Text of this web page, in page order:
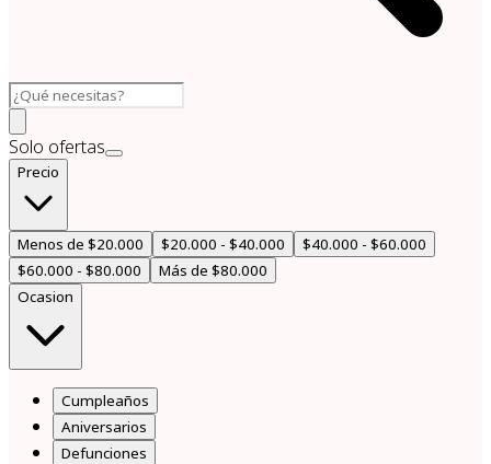
Solo ofertas
Precio
Menos de $20.000 $20.000 - $40.000
$40.000 - $60.000
$60.000 - $80.000
Más de $80.000
Ocasion
Cumpleaños
Aniversarios
Defunciones